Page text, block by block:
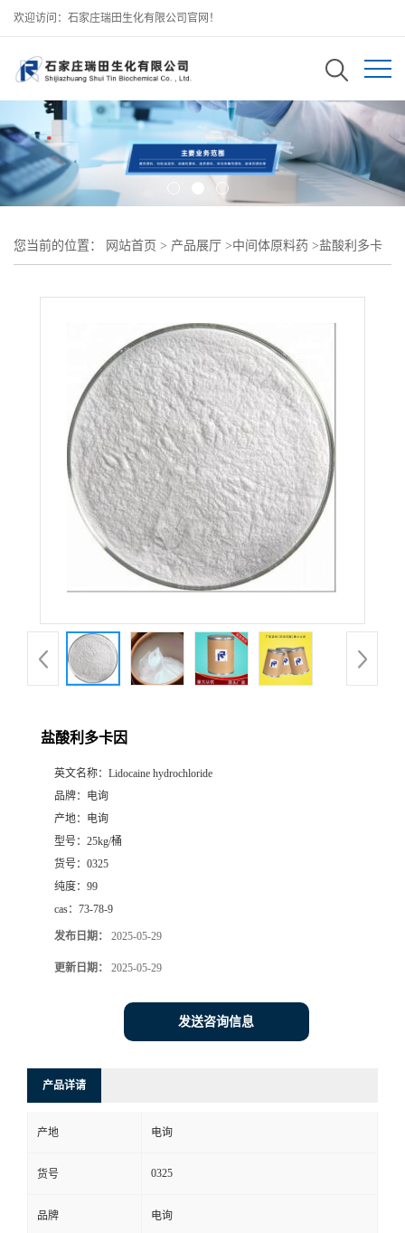
欢迎访问：石家庄瑞田生化有限公司官网！
您当前的位置： 网站首页 > 产品展厅 >中间体原料药 >盐酸利多卡
盐酸利多卡因
英文名称： Lidocaine hydrochloride
品牌： 电询
产地： 电询
型号： 25kg/桶
货号： 0325
纯度： 99
cas： 73-78-9
发布日期： 2025-05-29
更新日期： 2025-05-29
发送咨询信息
产品详请
产地 电询
货号 0325
品牌 电询